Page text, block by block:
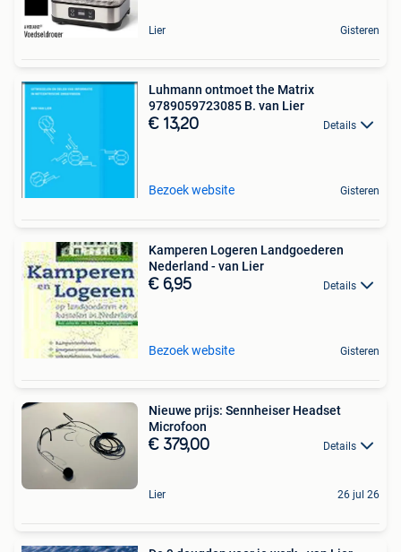
Lier Gisteren
Luhmann ontmoet the Matrix
9789059723085 B. van Lier
€ 13,20 Details
Bezoek website Gisteren
Kamperen Logeren Landgoederen
Nederland - van Lier
€ 6,95 Details
Bezoek website Gisteren
Nieuwe prijs: Sennheiser Headset
Microfoon
€ 379,00 Details
Lier 26 jul 26